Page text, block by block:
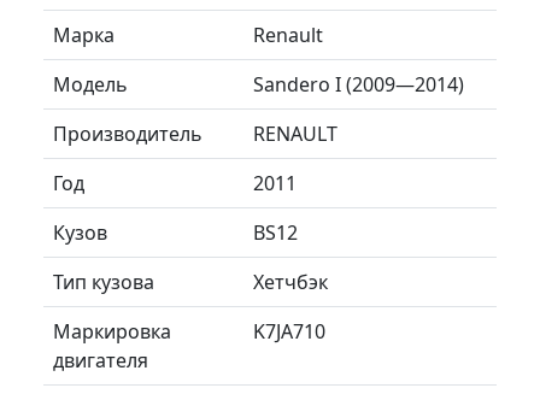
Марка
Renault
Модель
Sandero I (2009—2014)
Производитель
RENAULT
Год
2011
Кузов
BS12
Тип кузова
Хетчбэк
Маркировка
двигателя
K7JA710